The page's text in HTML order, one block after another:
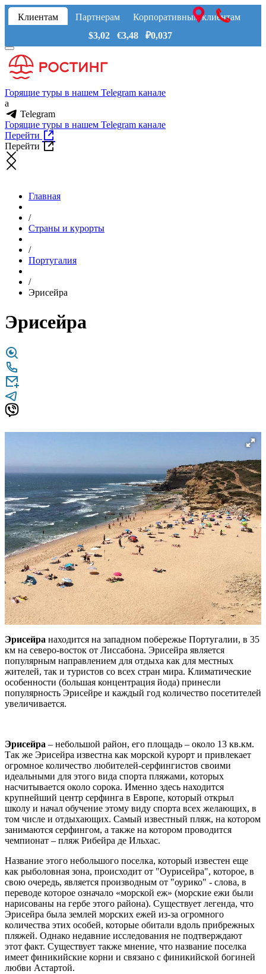
Клиентам Партнерам
Корпоративным клиентам
$3,02 €3,48 ₽0,037
Горящие туры в нашем Telegram канале
a
Telegram
Горящие туры в нашем Telegram канале
Перейти
Перейти
Главная
/
Страны и курорты
/
Португалия
/
Эрисейра
Эрисейра
Эрисейра находится на западном побережье Португалии, в 35
км на северо-восток от Лиссабона. Эрисейра является
популярным направлением для отдыха как для местных
жителей, так и туристов со всех стран мира. Климатические
особенности (большая концентрация йода) принесли
популярность Эрисейре и каждый год количество посетителей
увеличивается.
Эрисейра – небольшой район, его площадь – около 13 кв.км.
Так же Эрисейра известна как морской курорт и привлекает
огромное количество любителей-серфингистов своими
идеальными для этого вида спорта пляжами, которых
насчитывается около сорока. Именно здесь находится
крупнейший центр серфинга в Европе, который открыл
школу и начал обучение этому виду спорта всех желающих, в
том числе и отдыхающих. Самый известный пляж, на котором
занимаются серфингом, а также на котором проводится
чемпионат – пляж Рибейра де Ильхас.
Название этого небольшого поселка, который известен еще
как рыболовная зона, происходит от "Оурисейра", которое, в
свою очередь, является производным от "оурико" - слова, в
переводе которое означало «морской еж» (морские ежи были
нарисованы на гербе этого района). Существует легенда, что
Эрисейра была землей морских ежей из-за огромного
количества этих особей, которые обитали вдоль прибрежных
пляжей. Однако недавние исследования не подтверждают
этот факт. Существует также мнение, что название поселка
имеет финикийские корни и связано с финикийской богиней
любви Астартой.